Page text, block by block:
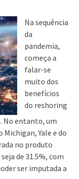
Na sequência
da
pandemia,
começa a
falar-se
muito dos
benefícios
do reshoring
No entanto, um
Yale e do
no produto
de 31.5%, com
ser imputada a